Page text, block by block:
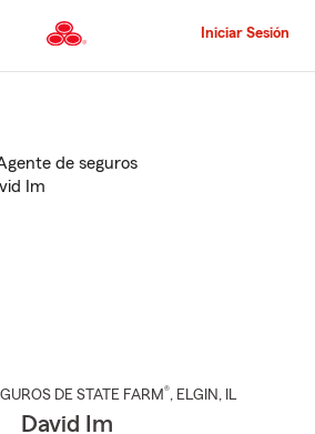
al
principal
Iniciar Sesión
DE STATE FARM®, ELGIN , IL
David Im